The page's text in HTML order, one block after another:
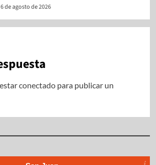
6 de agosto de 2026
conectadopara publicar un